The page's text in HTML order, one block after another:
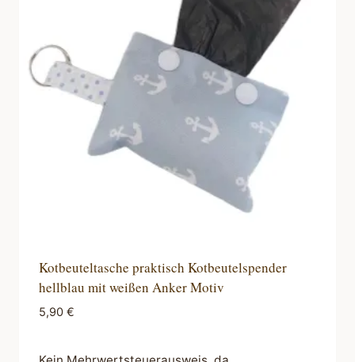
Kotbeuteltasche praktisch Kotbeutelspender
hellblau mit weißen Anker Motiv
5,90 €